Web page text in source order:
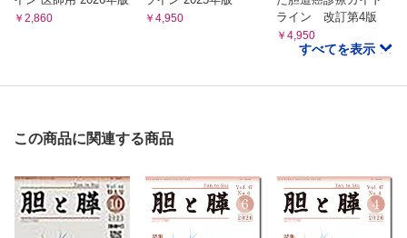
￥2,860 ￥4,950
ライン 改訂第4版
￥4,950
すべてを表示
この商品に関連する商品